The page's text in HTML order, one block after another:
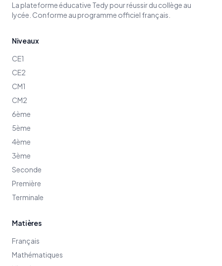
La plateforme éducative Tedy pour réussir du collège au
lycée. Conforme au programme officiel français.
Niveaux
CE1
CE2
CM1
CM2
6ème
5ème
4ème
3ème
Seconde
Première
Terminale
Matières
Français
Mathématiques